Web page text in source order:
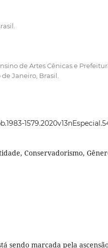
de Artes Cênicas e
Janeiro, Brasil.
Conservadorismo,
sendo marcada pela